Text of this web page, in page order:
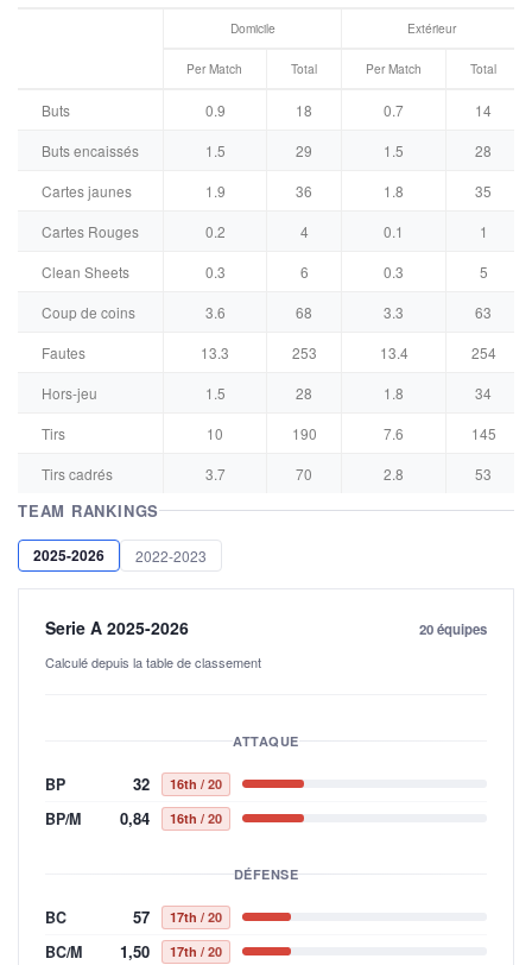
Domicile Extérieur
Per Match Total Per Match Total
Buts 0.9 18 0.7
14
Buts encaissés
1.5 29 1.5
28
Cartes jaunes
1.9 36 1.8
35
Cartes Rouges
0.2 4 0.1
1
Clean Sheets
0.3 6 0.3
5
Coup de coins
3.6 68 3.3
63
Fautes
13.3 253 13.4
254
Hors-jeu
1.5 28 1.8
34
Tirs
10 190 7.6
145
Tirs cadrés
3.7 70 2.8 53
TEAM RANKINGS
2025-2026 2022-2023
Serie A 2025-2026
Calculé depuis la table de classement
20 équipes
ATTAQUE
BP 32 16th / 20
BP/M 0,84 16th / 20
DÉFENSE
BC 57 17th / 20
BC/M 1,50 17th / 20